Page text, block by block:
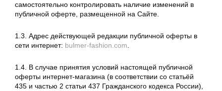
самостоятельно контролировать наличие изменений в
публичной оферте, размещенной на Сайте.
1.3. Адрес действующей редакции публичной оферты в
сети интернет: bulmer-fashion.com
1.4. В случае принятия условий настоящей публичной
оферты интернет-магазина (в соответствии со статьёй
435 и частью 2 статьи 437 Гражданского кодекса России),